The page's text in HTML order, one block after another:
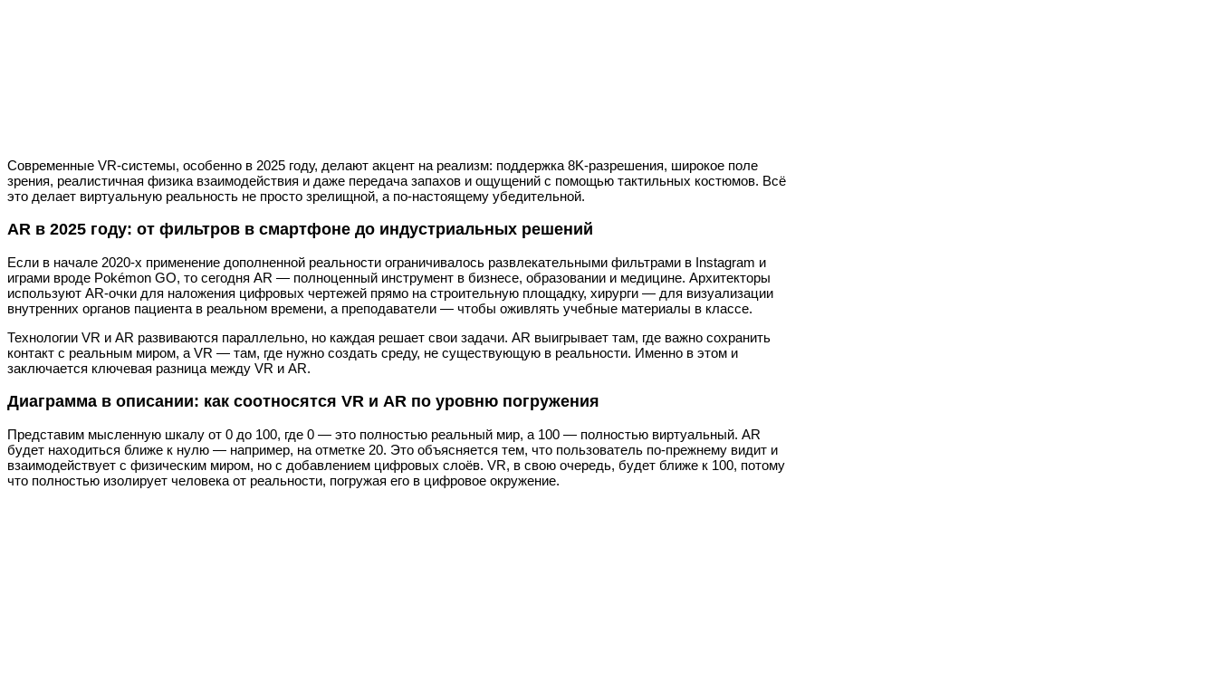
Современные VR-системы, особенно в 2025 году, делают акцент на реализм: поддержка 8K-разрешения, широкое поле
зрения, реалистичная физика взаимодействия и даже передача запахов и ощущений с помощью тактильных костюмов. Всё
это делает виртуальную реальность не просто зрелищной, а по-настоящему убедительной.
AR в 2025 году: от фильтров в смартфоне до индустриальных решений
Если в начале 2020-х применение дополненной реальности ограничивалось развлекательными фильтрами в Instagram и
играми вроде Pokémon GO, то сегодня AR — полноценный инструмент в бизнесе, образовании и медицине. Архитекторы
используют AR-очки для наложения цифровых чертежей прямо на строительную площадку, хирурги — для визуализации
внутренних органов пациента в реальном времени, а преподаватели — чтобы оживлять учебные материалы в классе.
Технологии VR и AR развиваются параллельно, но каждая решает свои задачи. AR выигрывает там, где важно сохранить
контакт с реальным миром, а VR — там, где нужно создать среду, не существующую в реальности. Именно в этом и
заключается ключевая разница между VR и AR.
Диаграмма в описании: как соотносятся VR и AR по уровню погружения
Представим мысленную шкалу от 0 до 100, где 0 — это полностью реальный мир, а 100 — полностью виртуальный. AR
будет находиться ближе к нулю — например, на отметке 20. Это объясняется тем, что пользователь по-прежнему видит и
взаимодействует с физическим миром, но с добавлением цифровых слоёв. VR, в свою очередь, будет ближе к 100, потому
что полностью изолирует человека от реальности, погружая его в цифровое окружение.